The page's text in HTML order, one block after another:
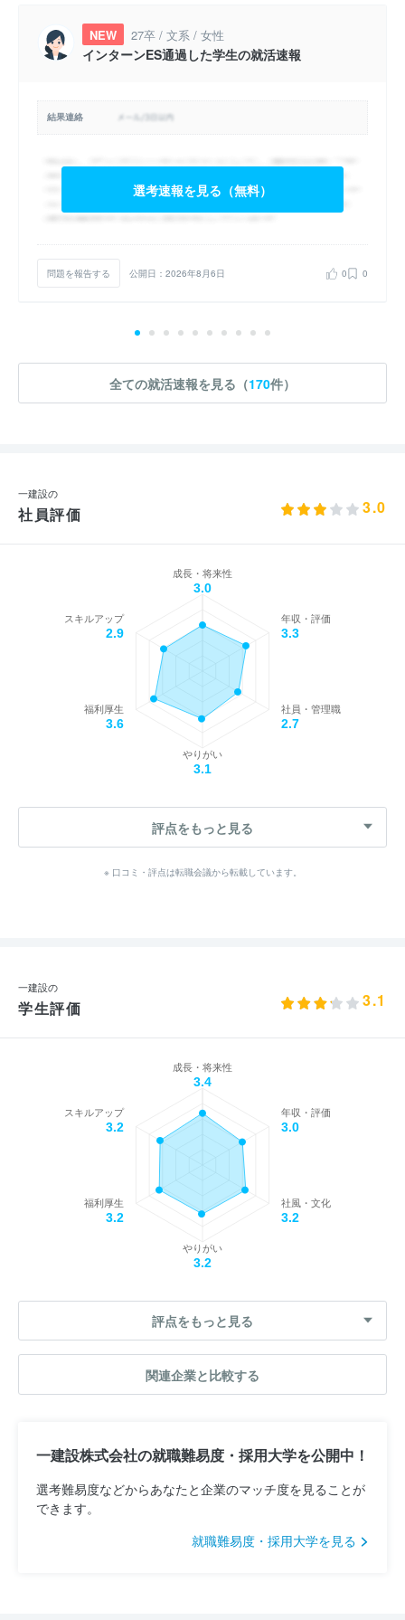
NEW 27卒 / 文系 / 女性
インターンES通過した学生の就活速報
結果連絡
選考速報を見る（無料）
問題を報告する 公開日：2026年8月6日 0 0
全ての就活速報を見る（170件）
一建設の
社員評価 3.0
成長・将来性
3.0
年収・評価
3.3
社員・管理職
2.7
やりがい
3.1
福利厚生
3.6
スキルアップ
2.9
評点をもっと見る
※ 口コミ・評点は転職会議から転載しています。
一建設の
学生評価 3.1
成長・将来性
3.4
年収・評価
3.0
社風・文化
3.2
やりがい
3.2
福利厚生
3.2
スキルアップ
3.2
評点をもっと見る
関連企業と比較する
一建設株式会社の就職難易度・採用大学を公開中！
選考難易度などからあなたと企業のマッチ度を見ることが
できます。
就職難易度・採用大学を見る